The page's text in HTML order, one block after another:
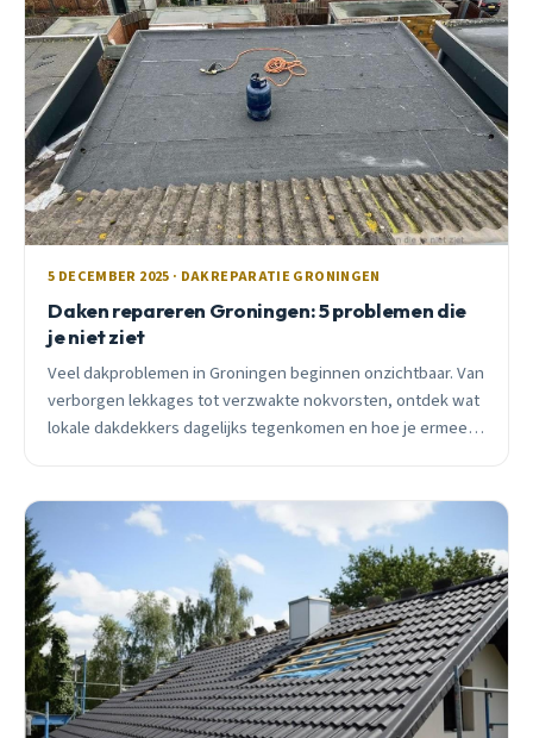
5 DECEMBER 2025 · DAKREPARATIE GRONINGEN
Daken repareren Groningen: 5 problemen die
je niet ziet
Veel dakproblemen in Groningen beginnen onzichtbaar. Van
verborgen lekkages tot verzwakte nokvorsten, ontdek wat
lokale dakdekkers dagelijks tegenkomen en hoe je ermee